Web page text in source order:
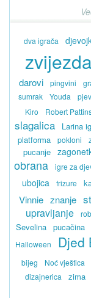
dva igrača
zvijezda
darovi pingvini
sumrak
Youda
Kiro Robert
slagalica Larina
platforma pokloni
pucanje
obrana igre za
ubojica frizure
Vinnie znanje
upravljanje
Sevelina pucačina
Halloween
Djed
bijeg Noć vještica
dizajnerica zima